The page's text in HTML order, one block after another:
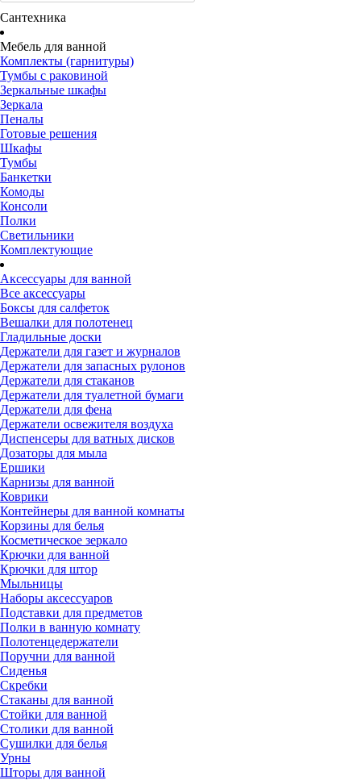
Сантехника
Мебель для ванной
Комплекты (гарнитуры)
Тумбы с раковиной
Зеркальные шкафы
Зеркала
Пеналы
Готовые решения
Шкафы
Тумбы
Банкетки
Комоды
Консоли
Полки
Светильники
Комплектующие
Аксессуары для ванной
Все аксессуары
Боксы для салфеток
Вешалки для полотенец
Гладильные доски
Держатели для газет и журналов
Держатели для запасных рулонов
Держатели для стаканов
Держатели для туалетной бумаги
Держатели для фена
Держатели освежителя воздуха
Диспенсеры для ватных дисков
Дозаторы для мыла
Ершики
Карнизы для ванной
Коврики
Контейнеры для ванной комнаты
Корзины для белья
Косметическое зеркало
Крючки для ванной
Крючки для штор
Мыльницы
Наборы аксессуаров
Подставки для предметов
Полки в ванную комнату
Полотенцедержатели
Поручни для ванной
Сиденья
Скребки
Стаканы для ванной
Стойки для ванной
Столики для ванной
Сушилки для белья
Урны
Шторы для ванной